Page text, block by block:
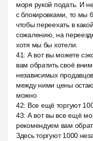
моря рукой подать. И
с блокировками, то мы
чтобы переехать в
сожалению, на
хотя мы бы хотели.
41: А вот вы можете
вам обратить своё
независимых
между ними цены
можно
42: Все ещё торгуют
43: А вот вы все ещё
рекомендуем вам
Здесь торгуют 1000